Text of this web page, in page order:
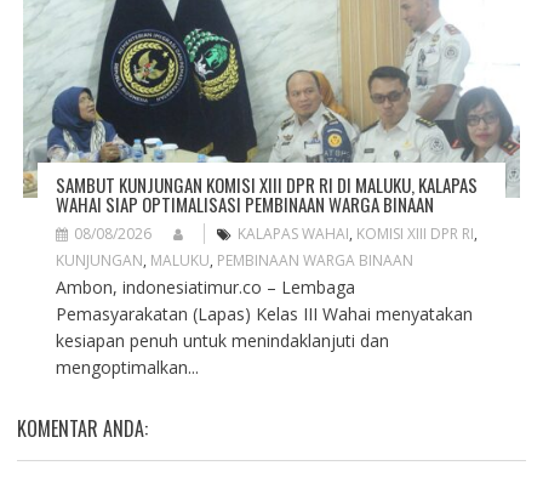
SAMBUT KUNJUNGAN KOMISI XIII DPR RI DI MALUKU, KALAPAS
WAHAI SIAP OPTIMALISASI PEMBINAAN WARGA BINAAN
08/08/2026 KALAPAS WAHAI, KOMISI XIII DPR RI,
KUNJUNGAN, MALUKU, PEMBINAAN WARGA BINAAN
Ambon, indonesiatimur.co – Lembaga
Pemasyarakatan (Lapas) Kelas III Wahai menyatakan
kesiapan penuh untuk menindaklanjuti dan
mengoptimalkan...
KOMENTAR ANDA: